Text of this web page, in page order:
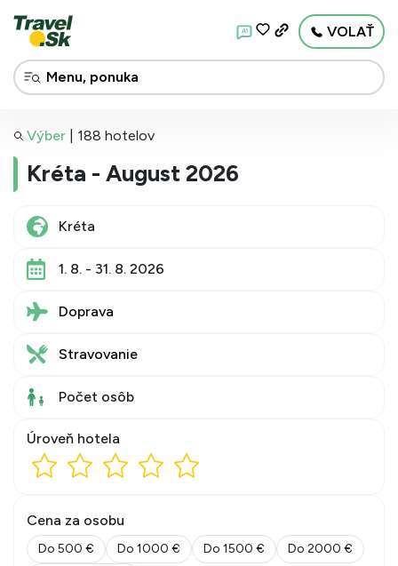
AI VOLAŤ
Výber 188 hotelov
Kréta - August 2026
1. 8. - 31. 8. 2026
Doprava
Stravovanie
Počet osôb
Úroveň hotela
Cena za osobu
Do 500 € Do 1000 € Do 1500 € Do 2000 €